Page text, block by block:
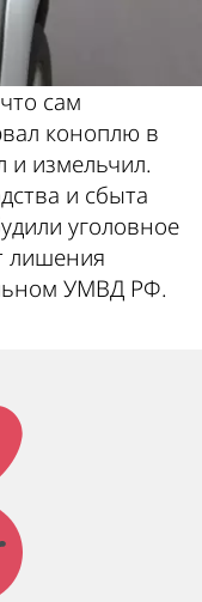
сам
коноплю в
и измельчил.
и сбыта
уголовное
лишения
УМВД РФ.